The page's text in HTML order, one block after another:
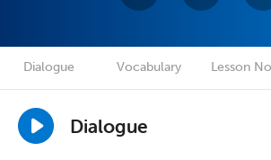
Dialogue Vocabulary Lesson
Dialogue